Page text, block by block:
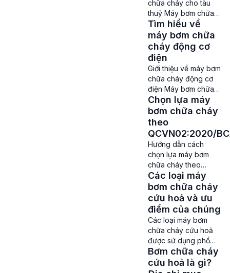
cùng cần thiết, có
khả năng cung cấp
lượng nước lớn với áp
suất cao để giúp dập
lửa một cách […]
chữa cháy cho tàu
thuỷ Máy bơm chữa
cháy cho tàu thuỷ –
Tàu thuỷ là một
phương tiện di
chuyển quan trọng
trên biển hay sông
nước. Và việc trang bị
máy bơm chữa cháy
trên tàu thủy là cực
kỳ quan trọng, nhằm
bảo đảm an toàn cho
tàu […]
Tìm hiểu về
máy bơm chữa
cháy động cơ
điện
Giới thiệu về máy bơm
chữa cháy động cơ
điện Máy bơm chữa
cháy động cơ điện –
Công tác phòng cháy
chữa cháy luôn được
quan tâm và đặt lên
hàng đầu để bảo vệ
cho tính mạng cũng
như tài sản của mọi
người nếu có cháy
nổ, hoả hoạn xảy ra.
Trong […]
Chọn lựa máy
bơm chữa cháy
theo
QCVN02:2020/
Hướng dẫn cách
chọn lựa máy bơm
chữa cháy theo
QCVN02:2020/BCA
Máy bơm chữa cháy
theo
QCVN02:2020/BCA –
Máy bơm chữa cháy
là một thiết bị vô cùng
quan trọng, cần phải
lựa chọn thật kỹ
lưỡng để đảm bảo về
chất lượng cũng như
Các loại máy
bơm chữa cháy
cứu hoả và ưu
điểm của chúng
Các loại máy bơm
chữa cháy cứu hoả
được sử dụng phổ
biến Các loại máy
bơm chữa cháy cứu
hoả – Máy bơm chữa
Bơm chữa cháy
cứu hoả là gì?